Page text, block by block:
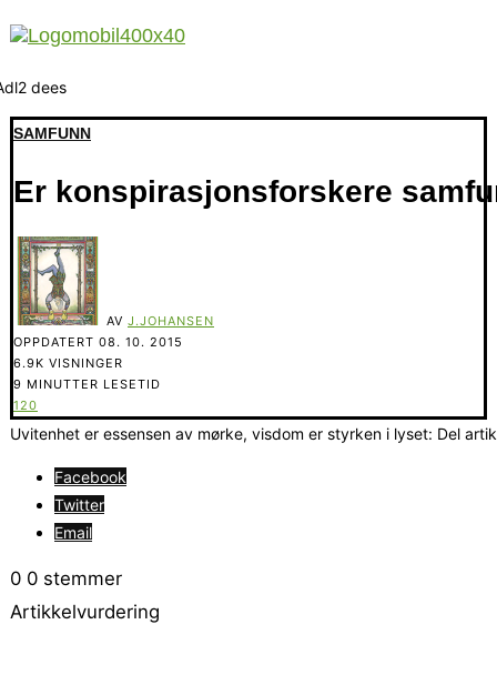
SAMFUNN
Er konspirasjonsforskere
AV J.JOHANSEN
OPPDATERT 08. 10. 2015
6.9K VISNINGER
9 MINUTTER LESETID
120
Uvitenhet er essensen av mørke, visdom er styrken i lyset: Del
Facebook
Twitter
Email
0 0 stemmer
Artikkelvurdering